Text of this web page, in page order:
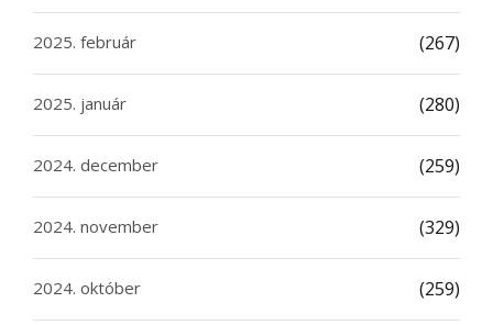
2025. február (267)
2025. január (280)
2024. december (259)
2024. november (329)
2024. október (259)